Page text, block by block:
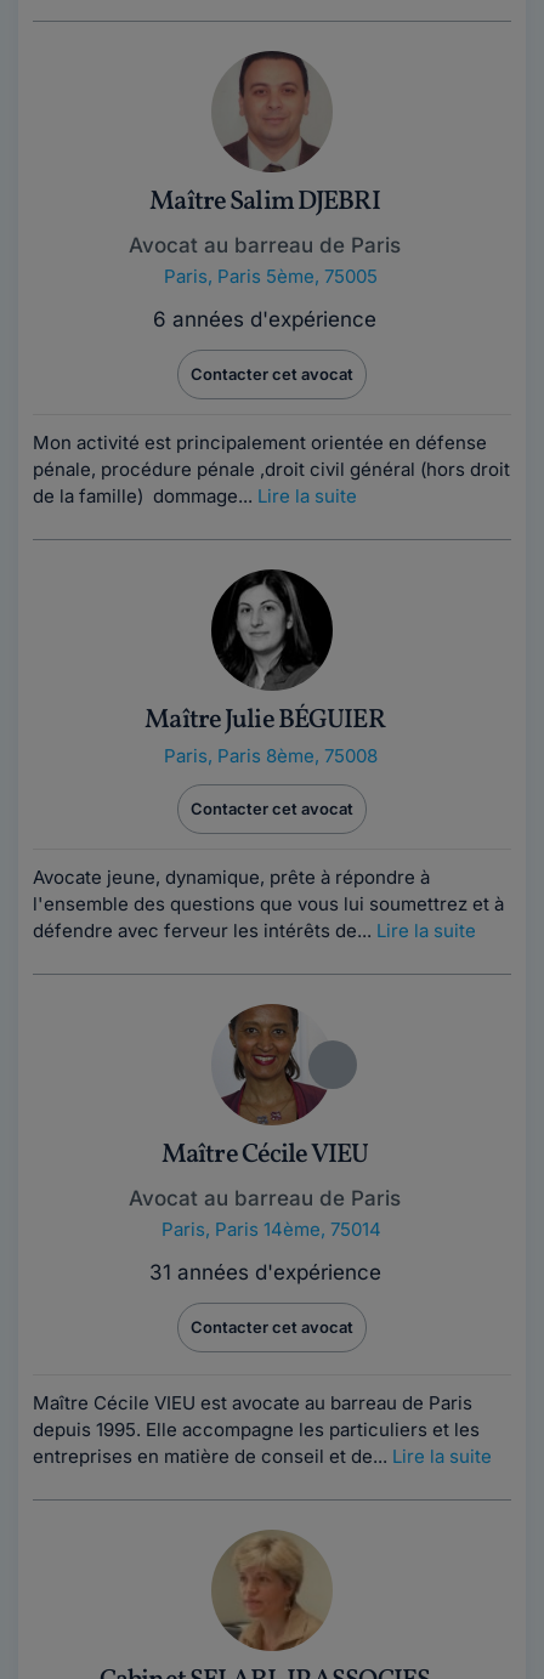
Maître Salim DJEBRI
Avocat au barreau de Paris
Paris, Paris 5ème, 75005
6 années d'expérience
Contacter cet avocat
Mon activité est principalement orientée en défense
pénale, procédure pénale ,droit civil général (hors droit
de la famille) dommage... Lire la suite
Maître Julie BÉGUIER
Paris, Paris 8ème, 75008
Contacter cet avocat
Avocate jeune, dynamique, prête à répondre à
l'ensemble des questions que vous lui soumettrez et à
défendre avec ferveur les intérêts de... Lire la suite
Maître Cécile VIEU
Avocat au barreau de Paris
Paris, Paris 14ème, 75014
31 années d'expérience
Contacter cet avocat
Maître Cécile VIEU est avocate au barreau de Paris
depuis 1995. Elle accompagne les particuliers et les
entreprises en matière de conseil et de... Lire la suite